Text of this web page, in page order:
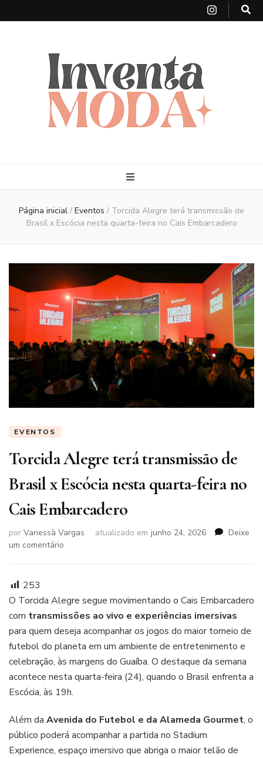
Página inicial / Eventos / Torcida Alegre terá transmissão de
Brasil x Escócia nesta quarta-feira no Cais Embarcadero
EVENTOS
Torcida Alegre terá transmissão de
Brasil x Escócia nesta quarta-feira no
Cais Embarcadero
por Vanessà Vargas atualizado em junho 24, 2026
Deixe
um comentário
de
Brasil
x
Escócia
quarta-
feira
no
Embarcadero
253
O Torcida Alegre segue movimentando o Cais Embarcadero
com transmissões ao vivo e experiências imersivas
para quem deseja acompanhar os jogos do maior torneio de
futebol do planeta em um ambiente de entretenimento e
celebração, às margens do Guaíba. O destaque da semana
acontece nesta quarta-feira (24), quando o Brasil enfrenta a
Escócia, às 19h.
Além da Avenida do Futebol e da Alameda Gourmet, o
público poderá acompanhar a partida no Stadium
Experience, espaço imersivo que abriga o maior telão de